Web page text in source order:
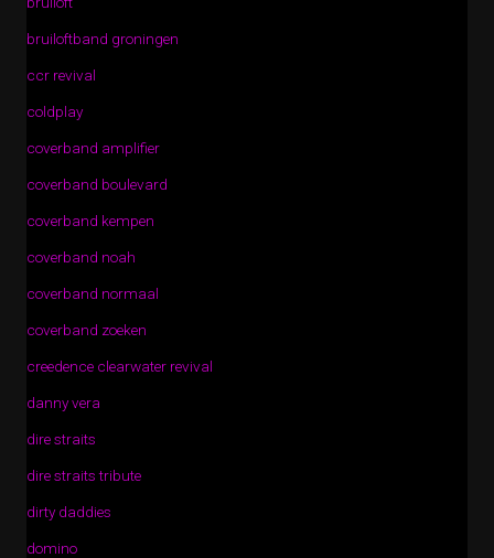
bruiloftband groningen
ccr revival
coldplay
coverband amplifier
coverband boulevard
coverband kempen
coverband noah
coverband normaal
coverband zoeken
creedence clearwater revival
danny vera
dire straits
dire straits tribute
dirty daddies
domino